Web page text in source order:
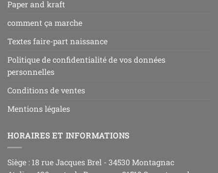
Paper and kraft
comment ça marche
Textes faire-part naissance
Politique de confidentialité de vos données
personnelles
Conditions de ventes
Mentions légales
HORAIRES ET INFORMATIONS
Siège : 18 rue Jacques Brel - 34530 Montagnac